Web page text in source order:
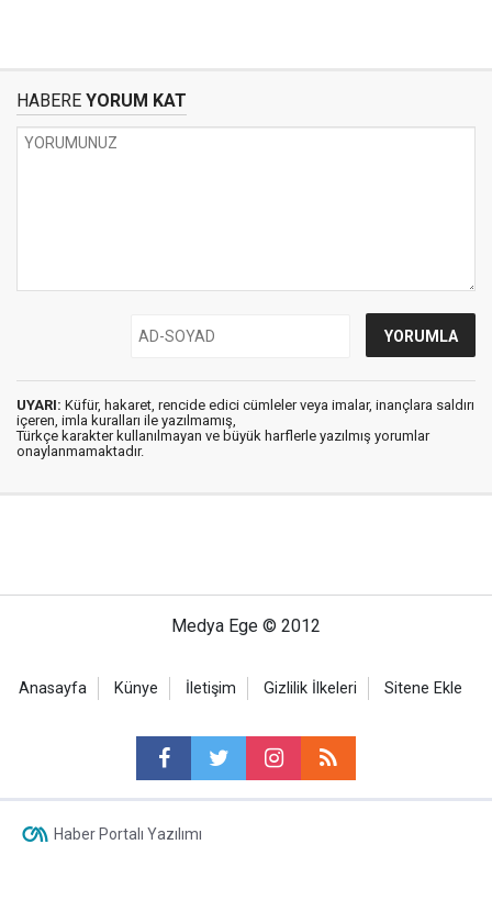
HABERE YORUM KAT
UYARI: Küfür, hakaret, rencide edici cümleler veya imalar, inançlara saldırı
içeren, imla kuralları ile yazılmamış,
Türkçe karakter kullanılmayan ve büyük harflerle yazılmış yorumlar
onaylanmamaktadır.
Medya Ege © 2012
Anasayfa Künye İletişim Gizlilik İlkeleri Sitene Ekle
Haber Portalı Yazılımı